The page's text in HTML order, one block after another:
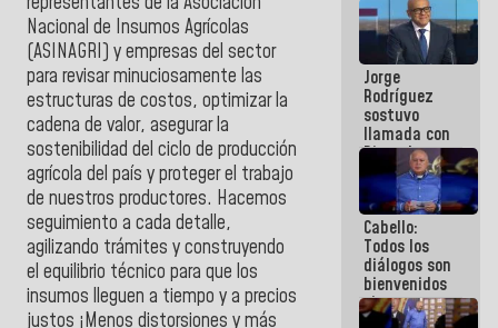
Nacional de Insumos Agrícolas
(ASINAGRI) y empresas del sector
para revisar minuciosamente las
estructuras de costos, optimizar la
cadena de valor, asegurar la
sostenibilidad del ciclo de producción
agrícola del país y proteger el trabajo
de nuestros productores. Hacemos
seguimiento a cada detalle,
agilizando trámites y construyendo
el equilibrio técnico para que los
insumos lleguen a tiempo y a precios
justos ¡Menos distorsiones y más
"Héroe de
Venezuela"
a servidores
públicos
Jorge
Rodríguez
sostuvo
llamada con
Dinorah
Figuera y
acuerdan
primer
encuentro
presencial
para el
diálogo
Cabello:
Todos los
diálogos son
bienvenidos
siempre que
estén en el